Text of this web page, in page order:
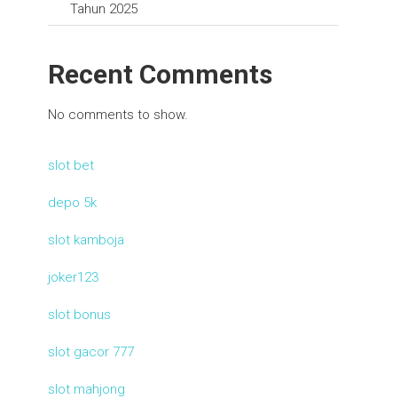
Tahun 2025
Recent Comments
No comments to show.
slot bet
depo 5k
slot kamboja
joker123
slot bonus
slot gacor 777
slot mahjong